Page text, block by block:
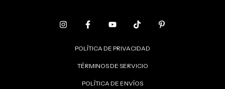
POLÍTICA DE PRIVACIDAD
TÉRMINOS DE SERVICIO
POLÍTICA DE ENVÍOS